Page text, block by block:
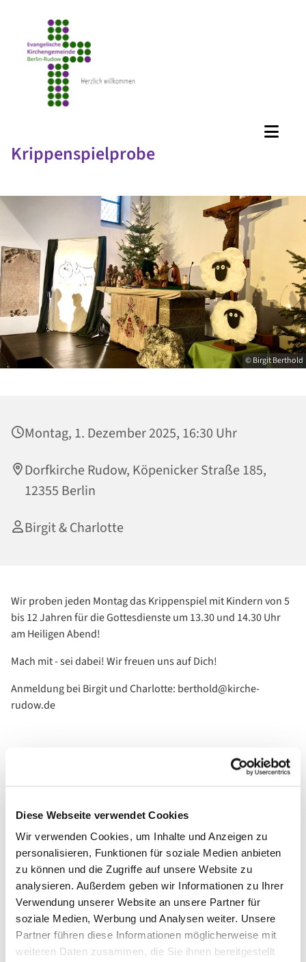
Diese Webseite verwendet Cookies
Wir verwenden Cookies, um Inhalte und Anzeigen zu
personalisieren, Funktionen für soziale Medien anbieten
zu können und die Zugriffe auf unsere Website zu
analysieren. Außerdem geben wir Informationen zu Ihrer
Verwendung unserer Website an unsere Partner für
soziale Medien, Werbung und Analysen weiter. Unsere
Partner führen diese Informationen möglicherweise mit
weiteren Daten zusammen, die Sie ihnen bereitgestellt
Krippenspielprobe
© Birgit Berthold
Montag, 1. Dezember 2025, 16:30 Uhr
Dorfkirche Rudow, Köpenicker Straße 185,
12355 Berlin
Birgit & Charlotte
Wir proben jeden Montag das Krippenspiel mit Kindern von 5
bis 12 Jahren für die Gottesdienste um 13.30 und 14.30 Uhr
am Heiligen Abend!
Mach mit - sei dabei! Wir freuen uns auf Dich!
Anmeldung bei Birgit und Charlotte: berthold@kirche-
rudow.de